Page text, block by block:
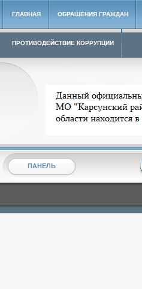
ГЛАВНАЯ ОБРАЩЕНИЯ ГРАЖДАН
ПРОТИВОДЕЙСТВИЕ КОРРУПЦИИ
Архивный сайт
ПАНЕЛЬ